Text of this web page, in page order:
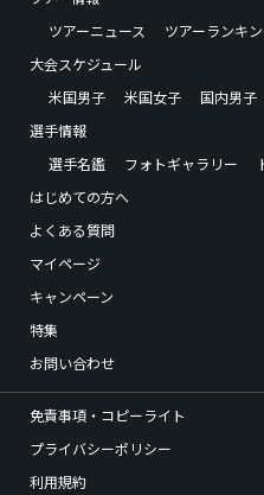
ツアーニュース
ツアーランキ
大会スケジュール
米国男子
米国女子 国内男子
選手情報
選手名鑑
フォトギャラリー
はじめての方へ
よくある質問
マイページ
キャンペーン
特集
お問い合わせ
免責事項・コピーライト
プライバシーポリシー
利用規約